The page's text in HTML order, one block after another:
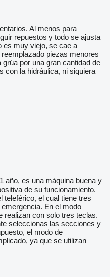
Al menos para
repuestos y todo se ajusta
es muy viejo, se cae a
piezas menores
por una gran cantidad de
con la hidráulica, ni siquiera
año, es una máquina buena y
de su funcionamiento.
teleférico, el cual tiene tres
En el modo
realizan con solo tres teclas.
seleccionas las secciones y
el modo de
ya que se utilizan